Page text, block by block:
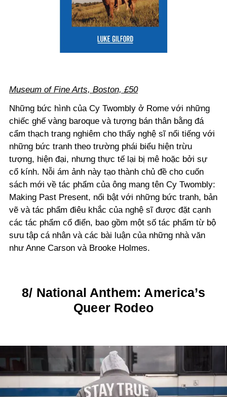
Museum of Fine Arts, Boston, £50
Những bức hình của Cy Twombly ở Rome với những
chiếc ghế vàng baroque và tượng bán thân bằng đá
cẩm thạch trang nghiêm cho thấy nghệ sĩ nổi tiếng với
những bức tranh theo trường phái biểu hiện trừu
tượng, hiện đại, nhưng thực tế lại bị mê hoặc bởi sự
cổ kính. Nỗi ám ảnh này tạo thành chủ đề cho cuốn
sách mới về tác phẩm của ông mang tên Cy Twombly:
Making Past Present, nổi bật với những bức tranh, bản
vẽ và tác phẩm điêu khắc của nghệ sĩ được đặt cạnh
các tác phẩm cổ điển, bao gồm một số tác phẩm từ bộ
sưu tập cá nhân và các bài luận của những nhà văn
như Anne Carson và Brooke Holmes.
8/ National Anthem: America’s
Queer Rodeo